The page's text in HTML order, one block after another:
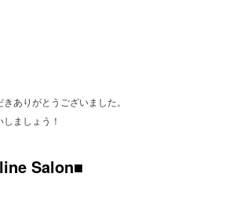
ありがとうございました。
ましょう！
Salon■